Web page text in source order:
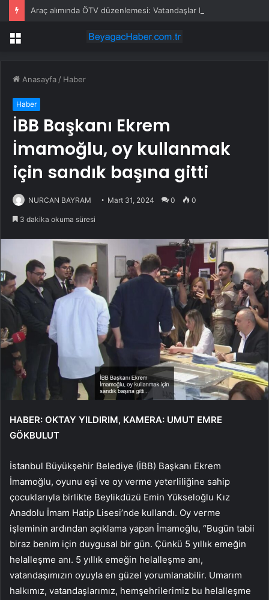
Menü
Anasayfa / Haber
Haber
İBB Başkanı Ekrem
İmamoğlu, oy kullanmak
için sandık başına gitti
NURCAN BAYRAM Mart 31, 2024 0 0
3 dakika okuma süresi
HABER: OKTAY YILDIRIM, KAMERA: UMUT EMRE
GÖKBULUT
İstanbul Büyükşehir Belediye (İBB) Başkanı Ekrem
İmamoğlu, oyunu eşi ve oy verme yeterliliğine sahip
çocuklarıyla birlikte Beylikdüzü Emin Yükseloğlu Kız
Anadolu İmam Hatip Lisesi’nde kullandı. Oy verme
işleminin ardından açıklama yapan İmamoğlu, “Bugün tabii
biraz benim için duygusal bir gün. Çünkü 5 yıllık emeğin
helalleşme anı. 5 yıllık emeğin helalleşme anı,
vatandaşımızın oyuyla en güzel yorumlanabilir. Umarım
halkımız, vatandaşlarımız, hemşehrilerimiz bu helalleşme